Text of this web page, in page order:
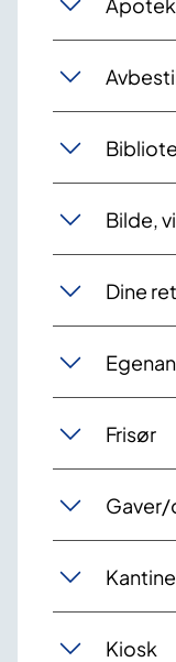
Bilde,
Dine
Frisør
Kiosk